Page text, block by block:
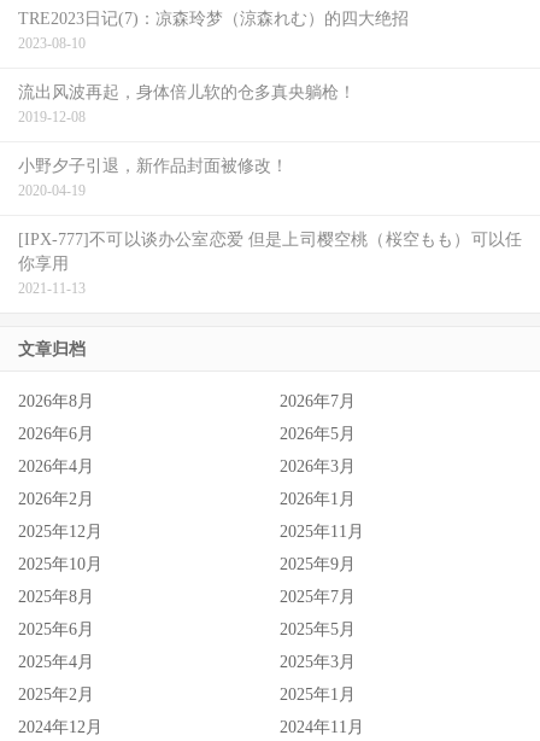
TRE2023日记(7)：凉森玲梦（涼森れむ）的四大绝招
2023-08-10
流出风波再起，身体倍儿软的仓多真央躺枪！
2019-12-08
小野夕子引退，新作品封面被修改！
2020-04-19
[IPX-777]不可以谈办公室恋爱 但是上司樱空桃（桜空もも）可以任
你享用
2021-11-13
文章归档
2026年8月
2026年7月
2026年6月
2026年5月
2026年4月
2026年3月
2026年2月
2026年1月
2025年12月
2025年11月
2025年10月
2025年9月
2025年8月
2025年7月
2025年6月
2025年5月
2025年4月
2025年3月
2025年2月
2025年1月
2024年12月
2024年11月